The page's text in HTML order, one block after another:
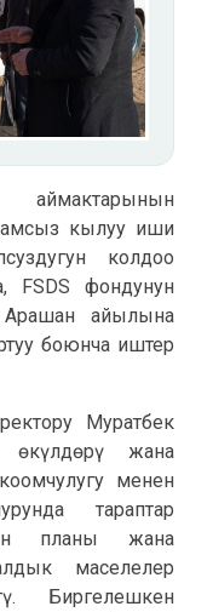
кылуу иши
колдоо
FSDS фондунун
Арашан айылына
боюнча иштер
Муратбек
өкүлдөрү жана
менен
тараптар
планы жана
маселелер
Биргелешкен